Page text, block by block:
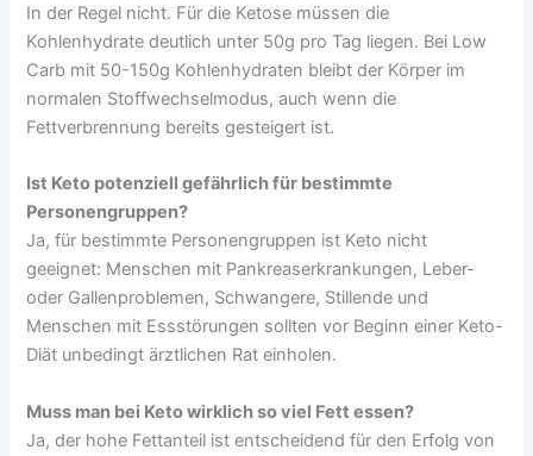
In der Regel nicht. Für die Ketose müssen die
Kohlenhydrate deutlich unter 50g pro Tag liegen. Bei Low
Carb mit 50-150g Kohlenhydraten bleibt der Körper im
normalen Stoffwechselmodus, auch wenn die
Fettverbrennung bereits gesteigert ist.
Ist Keto potenziell gefährlich für bestimmte
Personengruppen?
Ja, für bestimmte Personengruppen ist Keto nicht
geeignet: Menschen mit Pankreaserkrankungen, Leber-
oder Gallenproblemen, Schwangere, Stillende und
Menschen mit Essstörungen sollten vor Beginn einer Keto-
Diät unbedingt ärztlichen Rat einholen.
Muss man bei Keto wirklich so viel Fett essen?
Ja, der hohe Fettanteil ist entscheidend für den Erfolg von